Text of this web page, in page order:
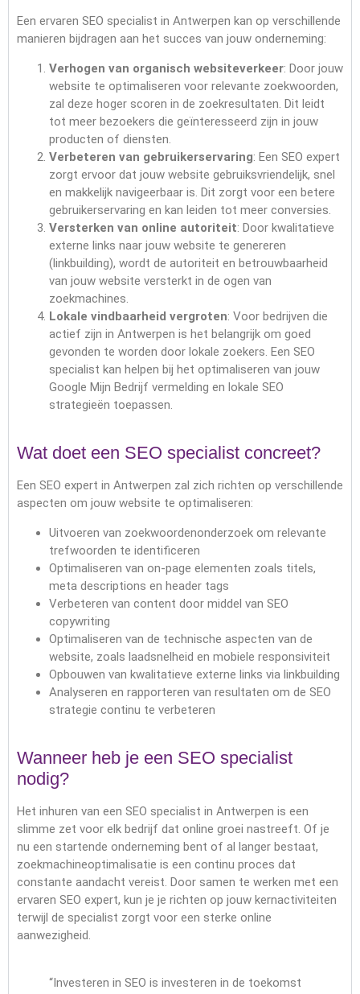
Een ervaren SEO specialist in Antwerpen kan op verschillende
manieren bijdragen aan het succes van jouw onderneming:
Verhogen van organisch websiteverkeer: Door jouw
website te optimaliseren voor relevante zoekwoorden,
zal deze hoger scoren in de zoekresultaten. Dit leidt
tot meer bezoekers die geïnteresseerd zijn in jouw
producten of diensten.
Verbeteren van gebruikerservaring: Een SEO expert
zorgt ervoor dat jouw website gebruiksvriendelijk, snel
en makkelijk navigeerbaar is. Dit zorgt voor een betere
gebruikerservaring en kan leiden tot meer conversies.
Versterken van online autoriteit: Door kwalitatieve
externe links naar jouw website te genereren
(linkbuilding), wordt de autoriteit en betrouwbaarheid
van jouw website versterkt in de ogen van
zoekmachines.
Lokale vindbaarheid vergroten: Voor bedrijven die
actief zijn in Antwerpen is het belangrijk om goed
gevonden te worden door lokale zoekers. Een SEO
specialist kan helpen bij het optimaliseren van jouw
Google Mijn Bedrijf vermelding en lokale SEO
strategieën toepassen.
Wat doet een SEO specialist concreet?
Een SEO expert in Antwerpen zal zich richten op verschillende
aspecten om jouw website te optimaliseren:
Uitvoeren van zoekwoordenonderzoek om relevante
trefwoorden te identificeren
Optimaliseren van on-page elementen zoals titels,
meta descriptions en header tags
Verbeteren van content door middel van SEO
copywriting
Optimaliseren van de technische aspecten van de
website, zoals laadsnelheid en mobiele responsiviteit
Opbouwen van kwalitatieve externe links via linkbuilding
Analyseren en rapporteren van resultaten om de SEO
strategie continu te verbeteren
Wanneer heb je een SEO specialist
nodig?
Het inhuren van een SEO specialist in Antwerpen is een
slimme zet voor elk bedrijf dat online groei nastreeft. Of je
nu een startende onderneming bent of al langer bestaat,
zoekmachineoptimalisatie is een continu proces dat
constante aandacht vereist. Door samen te werken met een
ervaren SEO expert, kun je je richten op jouw kernactiviteiten
terwijl de specialist zorgt voor een sterke online
aanwezigheid.
“Investeren in SEO is investeren in de toekomst